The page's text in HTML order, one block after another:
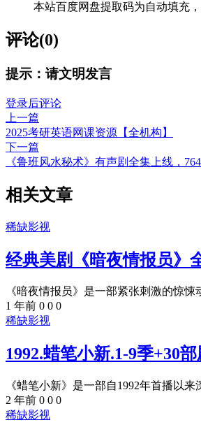
本站百度网盘提取码为自动填充
评论(0)
提示：请文明发言
登录后评论
上一篇
2025考研英语网课资源【全机构】
下一篇
《鲁班风水秘术》有声剧全集上线，
相关文章
稀缺影视
经典美剧《暗夜情报员》
《暗夜情报员》是一部紧张刺激的惊
1 年前 0 0 0
稀缺影视
1992.蜡笔小新.1-9季+30
《蜡笔小新》是一部自1992年首播以
2 年前 0 0 0
稀缺影视